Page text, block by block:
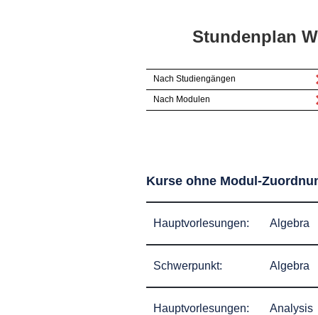
Stundenplan
Nach Studiengängen
Nach Modulen
Kurse ohne Modul-
Hauptvorlesungen: Algebra
Schwerpunkt: Algebra
Hauptvorlesungen: Analysis